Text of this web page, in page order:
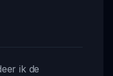
ik de